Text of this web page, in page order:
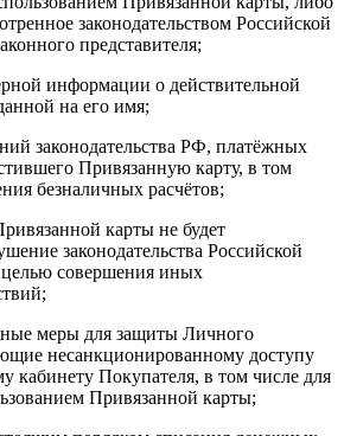
законодательством Российской
представителя;
информации о действительной
на его имя;
законодательства РФ, платёжных
Привязанную карту, в том
безналичных расчётов;
карты не будет
законодательства Российской
совершения иных
меры для защиты Личного
несанкционированному доступу
кабинету Покупателя, в том числе для
Привязанной карты;